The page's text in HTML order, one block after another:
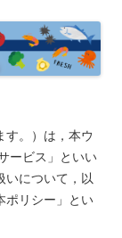
す。）は，本ウ
ービス」といい
いについて，以
ポリシー」とい